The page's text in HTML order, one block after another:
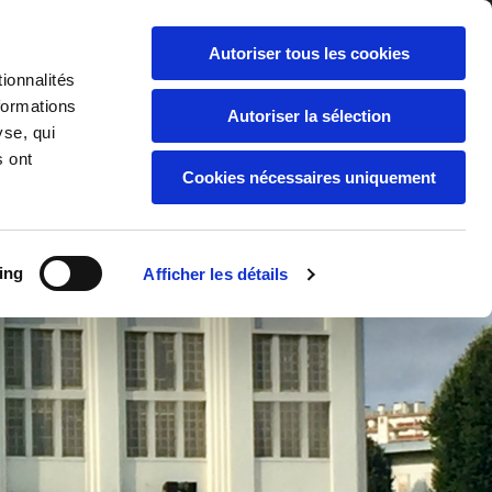
qui
ont
Afficher les détails
Autoriser tous les cookies
Autoriser la sélection
Cookies nécessaires uniquement